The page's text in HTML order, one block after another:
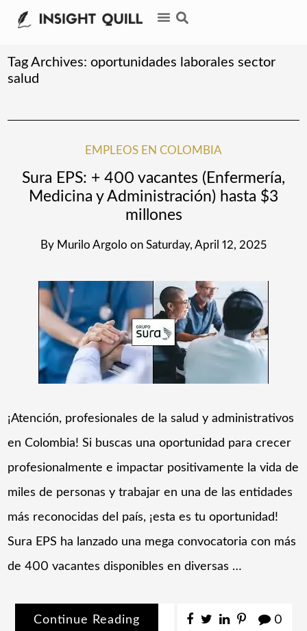
Tag Archives:oportunidades laborales sector
salud
EMPLEOS EN COLOMBIA
Sura EPS: + 400 vacantes (Enfermería,
Medicina y Administración) hasta $3
millones
By Murilo Argolo on Saturday, April 12, 2025
¡Atención, profesionales de la salud y administrativos
en Colombia! Si buscas una oportunidad para crecer
profesionalmente e impactar positivamente la vida de
miles de personas y trabajar en una de las entidades
más reconocidas del país, ¡esta es tu oportunidad!
Sura EPS ha lanzado una mega convocatoria con más
de 400 vacantes disponibles en diversas …
Continue Reading 0